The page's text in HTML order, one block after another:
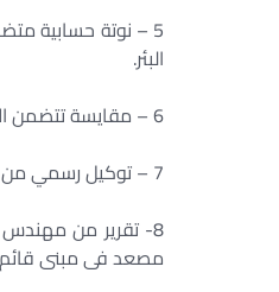
5 – نوتة حسابية
البئر.
6 – مقايسة تتضمن الأعمال.
7 – توكيل رسمي من مقدم الطلب في حالة الوكالة.
8- تقرير من
مصعد فى مبنى